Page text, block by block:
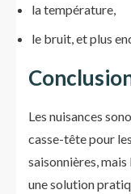
la température,
le bruit, et plus
Les nuisances
casse-tête pour
saisonnières,
une solution